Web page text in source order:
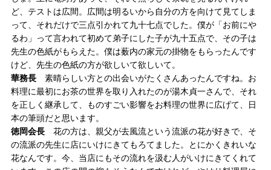
ど、テストは広間。広間は明るいから自分の方を向けて見てしま
って、それだけで三点引かれて九十七点でした。僕が「お前にや
るわ」って言われて初めて弟子にした子が九十五点で、その子は
先生の色紙がもらえた。僕は薮内の家元の掛物をもらったんです
けど、先生の色紙の方が欲しいて欲しいて。
華務長素晴らしい方との出会いがたくさんあったんですね。お
料理に最初にお茶の世界を取り入れたのが湯木貞一さんで、それ
を正しく継承して、ものすごい影響をお料理の世界に広げて、日
本の筆頭だと思います。
徳岡会長花の方は、親父が去風流という流派の花が好きで、そ
の流派の先生に店にいけにきてもろてました。とにかくきれいな
花なんです。今、当店にもその流れを汲む人がいけにきてくれて